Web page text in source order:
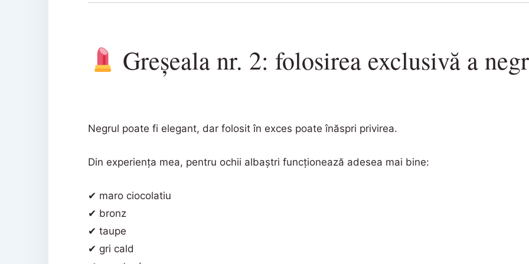
Greșeala nr. 2: folosirea exclusivă a
Negrul poate fi elegant, dar folosit în exces poate înăspri privirea.
Din experiența mea, pentru ochii albaștri funcționează adesea mai bine:
✔ maro ciocolatiu
✔ bronz
✔ taupe
✔ gri cald